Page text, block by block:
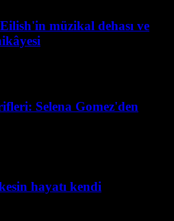
müzikal dehası ve
Selena Gomez'den
hayatı kendi